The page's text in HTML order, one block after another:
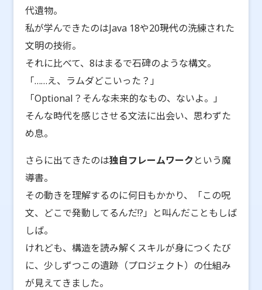
代遺物。
私が学んできたのはJava 18や20――現代の洗練された
文明の技術。
それに比べて、8はまるで石碑のような構文。
「……え、ラムダどこいった？」
「Optional？そんな未来的なもの、ないよ。」
そんな時代を感じさせる文法に出会い、思わずた
め息。
さらに出てきたのは独自フレームワークという魔
導書。
その動きを理解するのに何日もかかり、「この呪
文、どこで発動してるんだ!?」と叫んだこともしば
しば。
けれども、構造を読み解くスキルが身につくたび
に、少しずつこの遺跡（プロジェクト）の仕組み
が見えてきました。